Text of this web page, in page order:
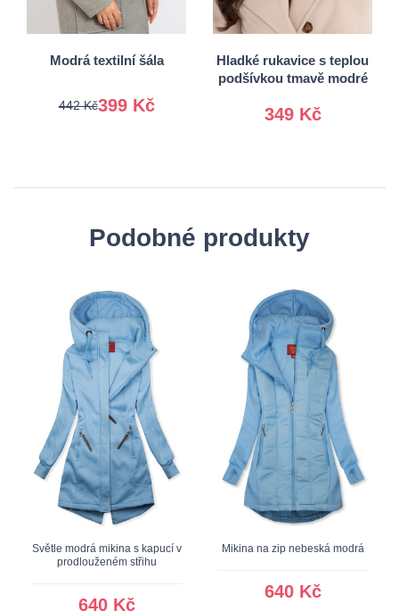
Modrá textilní šála
399 Kč
442 Kč
Univerzální
Hladké rukavice s teplou
podšívkou tmavě modré
349 Kč
L/XL
Podobné produkty
Světle modrá mikina s kapucí v
prodlouženém střihu
640 Kč
Mikina na zip nebeská modrá
640 Kč